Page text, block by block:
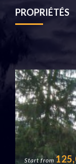
PROPRIÉTÉS
Start from